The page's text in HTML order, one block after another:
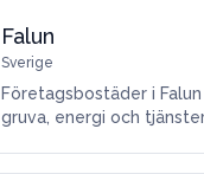
Falun
Sverige
Företagsbostäder i
gruva, energi och